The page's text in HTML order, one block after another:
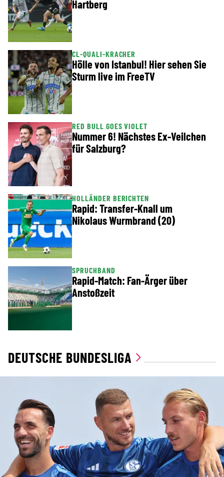
Hartberg
CL-QUALI-KRACHER
Hölle von Istanbul! Hier sehen Sie
Sturm live im FreeTV
RED BULL GOES VIOLET
Nummer 6! Nächstes Ex-Veilchen
für Salzburg?
HOLLÄNDER BERICHTEN
Rapid: Transfer-Knall um
Nikolaus Wurmbrand (20)
SPRUCHBAND
Rapid-Match: Fan-Ärger über
Anstoßzeit
DEUTSCHE BUNDESLIGA